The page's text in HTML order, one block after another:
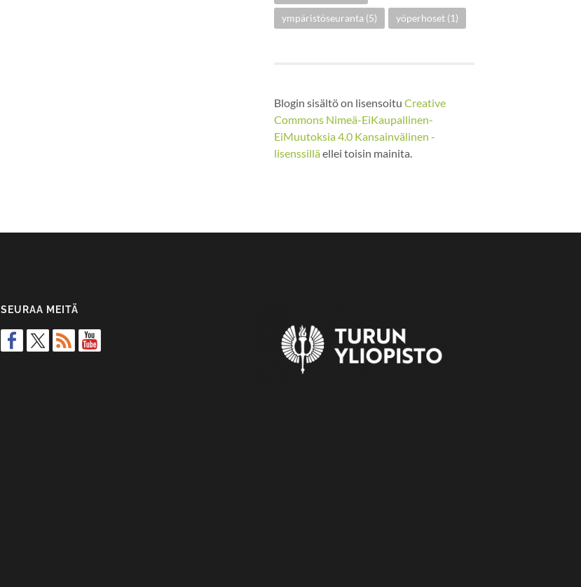
ympäristöseuranta (5) yöperhoset (1)
Blogin sisältö on lisensoitu Creative
Commons Nimeä-EiKaupallinen-
EiMuutoksia 4.0 Kansainvälinen -
lisenssilläellei toisin mainita.
SEURAA MEITÄ